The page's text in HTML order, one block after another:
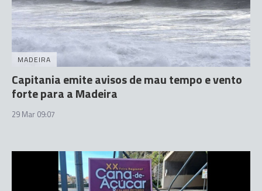
MADEIRA
Capitania emite avisos de mau tempo e vento
forte para a Madeira
29 Mar 09:07